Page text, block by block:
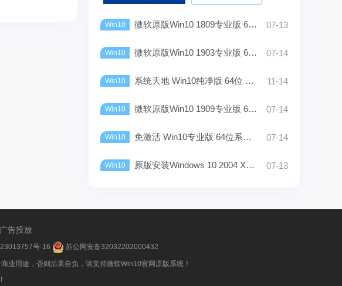
Win10 微软原版Win10 1809专业版 64位 ISO镜像下载 07-13
Win10 微软原版Win10 1903专业版 64位 iso镜像Rtm下载 07-14
Win10 系统天地 Win10纯净版 64位 V2022下载_正版/稳定 11-14
Win10 微软原版Win10 1909专业版 64位 iso镜像Rtm下载 07-14
Win10 免激活 Win10专业版 64位系统下载_2022最新版 07-14
Win10 原版安装Windows 10 2004 X64位（超快，超好用） 07-13
广告投放
号-16 苏公网安备32032202000432
业用途，否则后果自负，请支持微软Win10官网原版系统！